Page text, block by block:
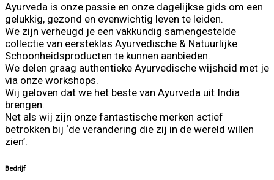
Ayurveda is onze passie en onze dagelijkse gids om een
gelukkig, gezond en evenwichtig leven te leiden.
We zijn verheugd je een vakkundig samengestelde
collectie van eersteklas Ayurvedische & Natuurlijke
Schoonheidsproducten te kunnen aanbieden.
We delen graag authentieke Ayurvedische wijsheid met je
via onze workshops.
Wij geloven dat we het beste van Ayurveda uit India
brengen.
Net als wij zijn onze fantastische merken actief
betrokken bij ‘de verandering die zij in de wereld willen
zien’.
Bedrijf